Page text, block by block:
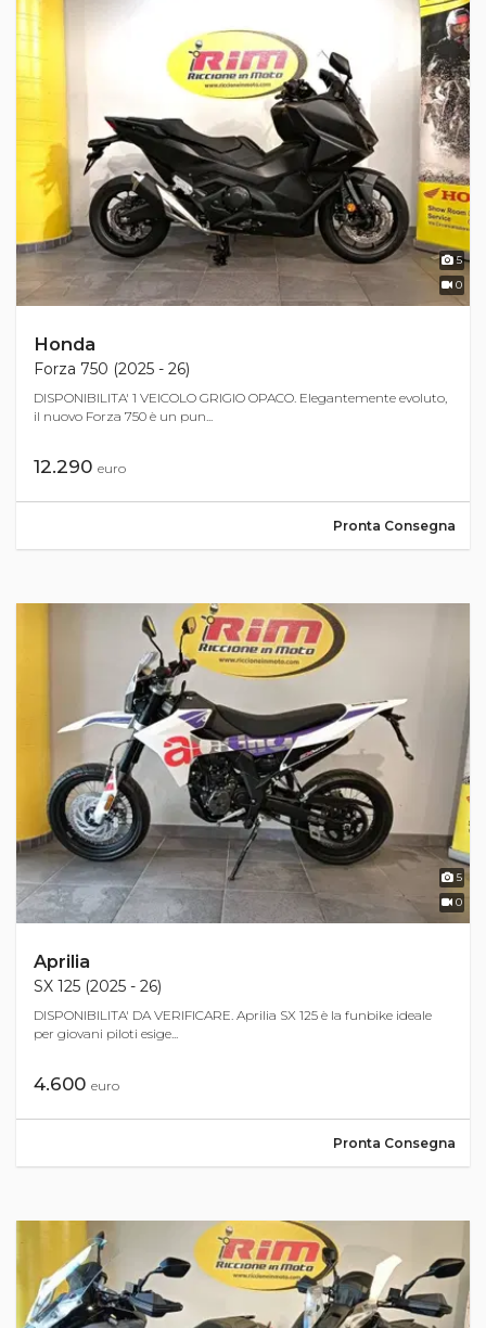
5
0
Honda
Forza 750 (2025 - 26)
DISPONIBILITA' 1 VEICOLO GRIGIO OPACO. Elegantemente evoluto,
il nuovo Forza 750 è un pun...
12.290 euro
Pronta Consegna
5
0
Aprilia
SX 125 (2025 - 26)
DISPONIBILITA' DA VERIFICARE. Aprilia SX 125 è la funbike ideale
per giovani piloti esige...
4.600 euro
Pronta Consegna